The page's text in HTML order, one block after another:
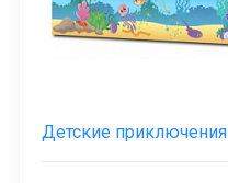
Детские приключения